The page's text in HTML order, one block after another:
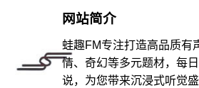
网站简介
蛙趣FM专注打造高品质有
情、奇幻等多元题材，每
说，为您带来沉浸式听觉